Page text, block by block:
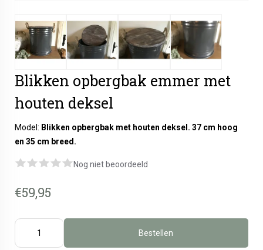
Blikken opbergbak emmer met
houten deksel
Model: Blikken opbergbak met houten deksel. 37 cm hoog
en 35 cm breed.
Nog niet beoordeeld
€59,95
Bestellen